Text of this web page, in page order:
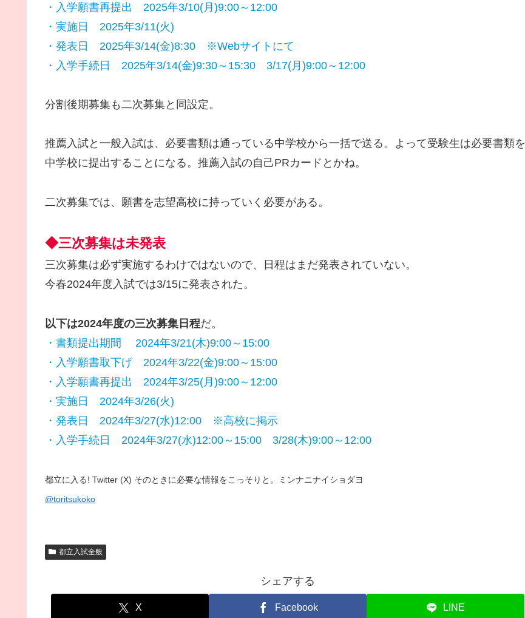
・入学願書再提出 2025年3/10(月)9:00～12:00
・実施日 2025年3/11(火)
・発表日 2025年3/14(金)8:30 ※Webサイトにて
・入学手続日 2025年3/14(金)9:30～15:30 3/17(月)9:00～12:00
分割後期募集も二次募集と同設定。
推薦入試と一般入試は、必要書類は通っている中学校から一括で送る。よって受験生は必要書類を
中学校に提出することになる。推薦入試の自己PRカードとかね。
二次募集では、願書を志望高校に持っていく必要がある。
◆三次募集は未発表
三次募集は必ず実施するわけではないので、日程はまだ発表されていない。
今春2024年度入試では3/15に発表された。
以下は2024年度の三次募集日程だ。
・書類提出期間 2024年3/21(木)9:00～15:00
・入学願書取下げ 2024年3/22(金)9:00～15:00
・入学願書再提出 2024年3/25(月)9:00～12:00
・実施日 2024年3/26(火)
・発表日 2024年3/27(水)12:00 ※高校に掲示
・入学手続日 2024年3/27(水)12:00～15:00 3/28(木)9:00～12:00
都立に入る! Twitter (X) そのときに必要な情報をこっそりと。ミンナニナイショダヨ
@toritsukoko
都立入試全般
シェアする
X Facebook LINE